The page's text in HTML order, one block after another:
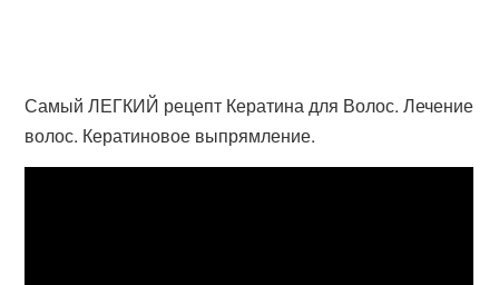
Самый ЛЕГКИЙ рецепт Кератина для Волос. Лечение
волос. Кератиновое выпрямление.